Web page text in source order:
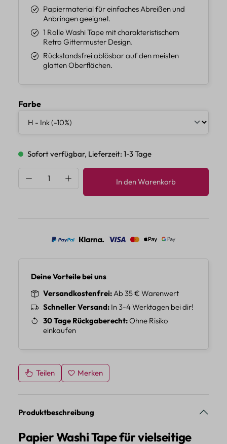
Papiermaterial für einfaches Abreißen und
Anbringen geeignet.
1 Rolle Washi Tape mit charakteristischem
Retro Gittermuster Design.
Rückstandsfrei ablösbar auf den meisten
glatten Oberflächen.
Farbeauswählen
Sofort verfügbar, Lieferzeit: 1-3 Tage
Produkt Anzahl: Gib den gewünschten
In den Warenkorb
Deine Vorteile bei uns
Versandkostenfrei Ab 35 € Warenwert
Schneller Versand In 3-4 Werktagen bei dir!
30 Tage Rückgaberecht Ohne Risiko
einkaufen
Teilen Merken
Produktbeschreibung
Papier Washi Tape für vielseitige